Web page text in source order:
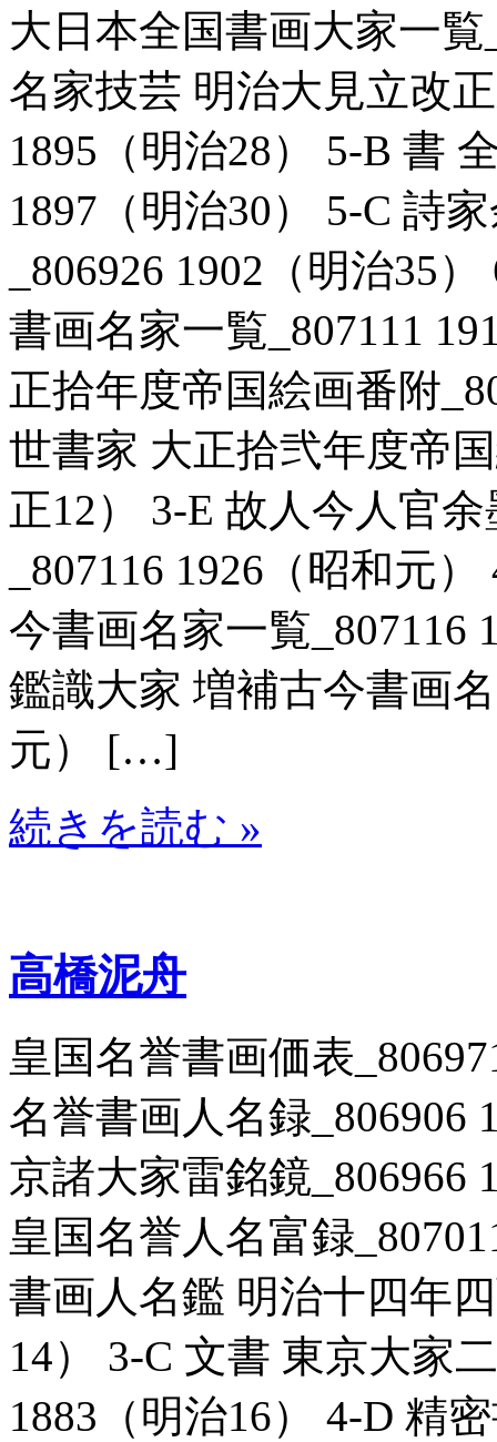
大日本全国書画大家一覧
名家技芸 明治大見立改
1895（明治28） 5-B 書
1897（明治30） 5-C 詩
_806926 1902（明治35
書画名家一覧_807111
正拾年度帝国絵画番附
世書家 大正拾弐年度帝
正12） 3-E 故人今人官
_807116 1926（昭和元
今書画名家一覧_807116
鑑識大家 増補古今書画
元） […]
続きを読む »
高橋泥舟
皇国名誉書画価表
名誉書画人名録_806906
京諸大家雷銘鏡_806966
皇国名誉人名富録
書画人名鑑 明治十四年
14） 3-C 文書 東京大家
1883（明治16） 4-D 精